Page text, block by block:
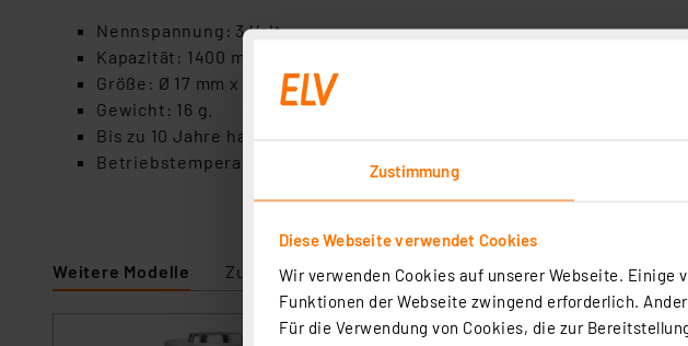
Zustimmung
Diese Webseite verwendet Cookies
Wir verwenden Cookies auf unserer Webseite.
Funktionen der Webseite zwingend erforderlich.
Für die Verwendung von Cookies, die zur
Nennspannung: 3 Volt
Kapazität: 1400 mAh
Größe: Ø 17 mm x 34,5 mm
Gewicht: 16 g.
Bis zu 10 Jahre haltbar
Betriebstemperatur: -40 °C - +60 °C
Weitere Modelle Zubehör